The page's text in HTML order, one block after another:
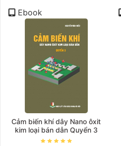
Ebook
Cảm biến khí dây Nano ôxit
kim loại bán dẫn Quyển 3